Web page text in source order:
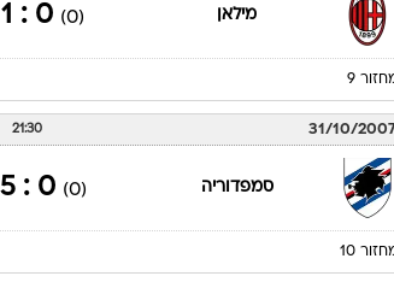
מילאן (0)
0 : 1
9
31/10/
21:30
סמפדוריה (0)
0 : 5
10